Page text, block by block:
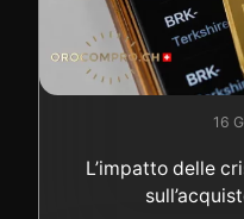
16
L’impatto delle